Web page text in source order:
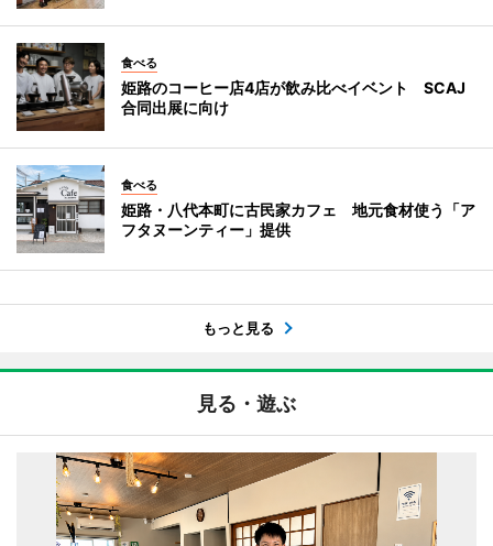
食べる
姫路のコーヒー店4店が飲み比べイベント SCAJ
合同出展に向け
食べる
姫路・八代本町に古民家カフェ 地元食材使う「ア
フタヌーンティー」提供
もっと見る
見る・遊ぶ